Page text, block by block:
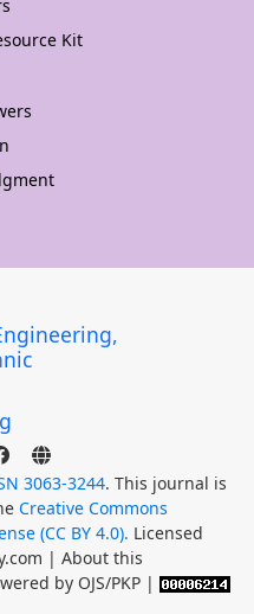
Kit
3063-3244. This journal is
Creative Commons
(CC BY 4.0). Licensed
| About this
by OJS/PKP |